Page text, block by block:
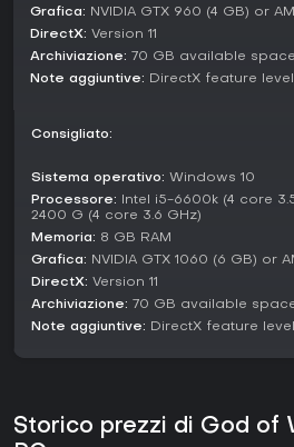
Grafica: NVIDIA GTX 960 (4 GB) or
DirectX: Version 11
Archiviazione: 70 GB available space
Note aggiuntive: DirectX feature level
Consigliato:
Sistema operativo: Windows 10
Processore: Intel i5-6600k (4 core
2400 G (4 core 3.6 GHz)
Memoria: 8 GB RAM
Grafica: NVIDIA GTX 1060 (6 GB) or
DirectX: Version 11
Archiviazione: 70 GB available
Note aggiuntive: DirectX feature level
Storico prezzi di God of